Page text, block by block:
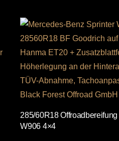
285/60R18
W906 4×4